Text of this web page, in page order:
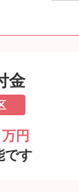
金
万円
です